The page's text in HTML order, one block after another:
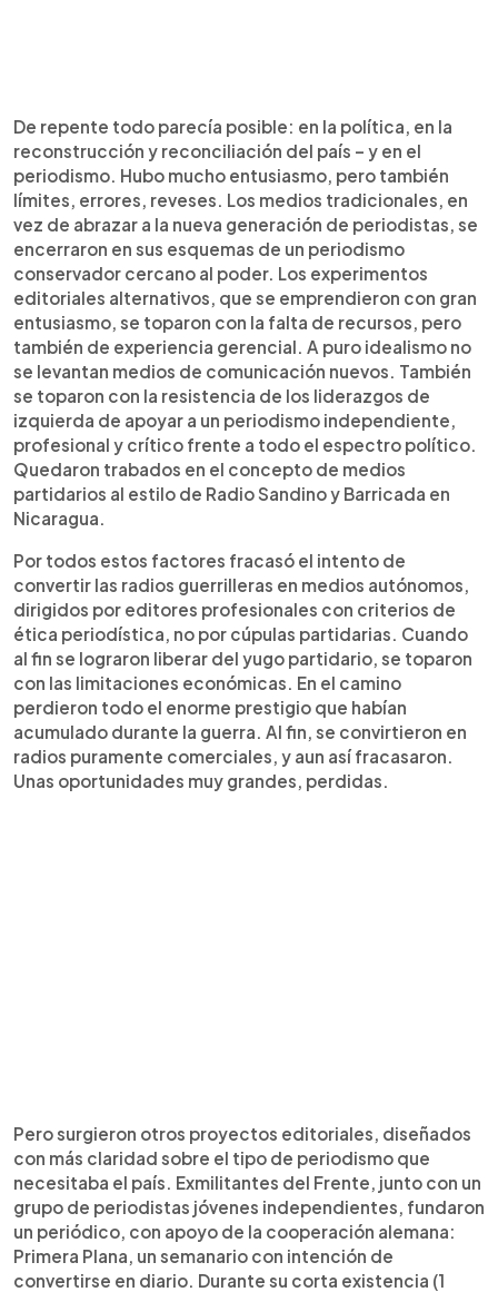
De repente todo parecía posible: en la política, en la
reconstrucción y reconciliación del país – y en el
periodismo. Hubo mucho entusiasmo, pero también
límites, errores, reveses. Los medios tradicionales, en
vez de abrazar a la nueva generación de periodistas, se
encerraron en sus esquemas de un periodismo
conservador cercano al poder. Los experimentos
editoriales alternativos, que se emprendieron con gran
entusiasmo, se toparon con la falta de recursos, pero
también de experiencia gerencial. A puro idealismo no
se levantan medios de comunicación nuevos. También
se toparon con la resistencia de los liderazgos de
izquierda de apoyar a un periodismo independiente,
profesional y crítico frente a todo el espectro político.
Quedaron trabados en el concepto de medios
partidarios al estilo de Radio Sandino y Barricada en
Nicaragua.
Por todos estos factores fracasó el intento de
convertir las radios guerrilleras en medios autónomos,
dirigidos por editores profesionales con criterios de
ética periodística, no por cúpulas partidarias. Cuando
al fin se lograron liberar del yugo partidario, se toparon
con las limitaciones económicas. En el camino
perdieron todo el enorme prestigio que habían
acumulado durante la guerra. Al fin, se convirtieron en
radios puramente comerciales, y aun así fracasaron.
Unas oportunidades muy grandes, perdidas.
Pero surgieron otros proyectos editoriales, diseñados
con más claridad sobre el tipo de periodismo que
necesitaba el país. Exmilitantes del Frente, junto con un
grupo de periodistas jóvenes independientes, fundaron
un periódico, con apoyo de la cooperación alemana:
Primera Plana, un semanario con intención de
convertirse en diario. Durante su corta existencia (1